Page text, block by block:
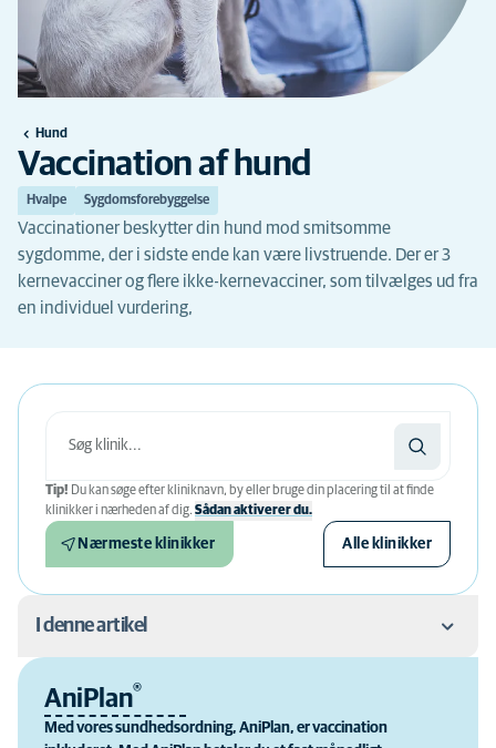
Hund
Vaccination af hund
Hvalpe Sygdomsforebyggelse
Vaccinationer beskytter din hund mod smitsomme
sygdomme, der i sidste ende kan være livstruende. Der er 3
kernevacciner og flere ikke-kernevacciner, som tilvælges ud fra
en individuel vurdering,
Tip! Du kan søge efter kliniknavn, by eller bruge din placering til at finde
klinikker i nærheden af ​​dig. Sådan aktiverer du.
Nærmeste klinikker Alle klinikker
I denne artikel
Hundevaccination - Sådan beskytter du din bedste
ven
AniPlan®
Med vores sundhedsordning, AniPlan, er vaccination